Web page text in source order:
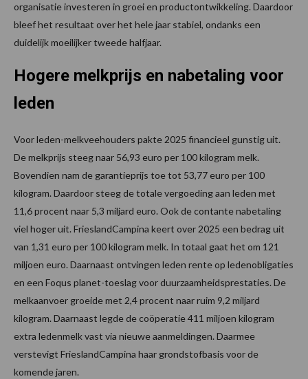
organisatie investeren in groei en productontwikkeling. Daardoor
bleef het resultaat over het hele jaar stabiel, ondanks een
duidelijk moeilijker tweede halfjaar.
Hogere melkprijs en nabetaling voor
leden
Voor leden-melkveehouders pakte 2025 financieel gunstig uit.
De melkprijs steeg naar 56,93 euro per 100 kilogram melk.
Bovendien nam de garantieprijs toe tot 53,77 euro per 100
kilogram. Daardoor steeg de totale vergoeding aan leden met
11,6 procent naar 5,3 miljard euro. Ook de contante nabetaling
viel hoger uit. FrieslandCampina keert over 2025 een bedrag uit
van 1,31 euro per 100 kilogram melk. In totaal gaat het om 121
miljoen euro. Daarnaast ontvingen leden rente op ledenobligaties
en een Foqus planet-toeslag voor duurzaamheidsprestaties. De
melkaanvoer groeide met 2,4 procent naar ruim 9,2 miljard
kilogram. Daarnaast legde de coöperatie 411 miljoen kilogram
extra ledenmelk vast via nieuwe aanmeldingen. Daarmee
verstevigt FrieslandCampina haar grondstofbasis voor de
komende jaren.